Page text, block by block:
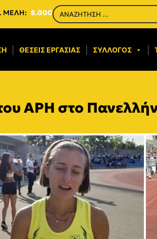
ΜΕΛΗ: 8.000
ΘΈΣΕΙΣ ΕΡΓΑΣΊΑΣ ΣΎΛΛΟΓΟΣ
ΑΡΗ στο